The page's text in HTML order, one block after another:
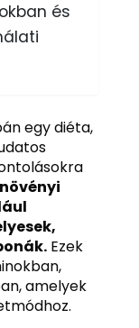
és
egy diéta,
Ezek
amelyek